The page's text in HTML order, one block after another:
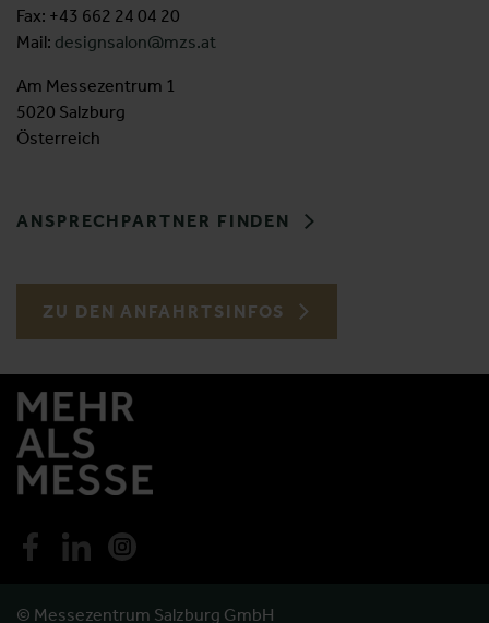
Fax: +43 662 24 04 20
Mail: designsalon@mzs.at
Am Messezentrum 1
5020 Salzburg
Österreich
ANSPRECHPARTNER FINDEN
ZU DEN ANFAHRTSINFOS
© Messezentrum Salzburg GmbH